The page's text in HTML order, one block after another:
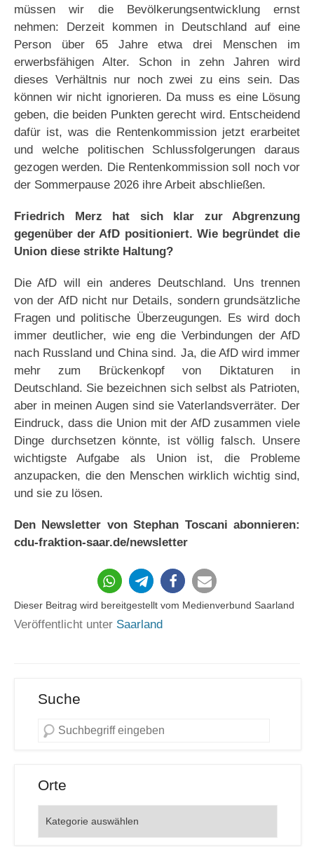
müssen wir die Bevölkerungsentwicklung ernst
nehmen: Derzeit kommen in Deutschland auf eine
Person über 65 Jahre etwa drei Menschen im
erwerbsfähigen Alter. Schon in zehn Jahren wird
dieses Verhältnis nur noch zwei zu eins sein. Das
können wir nicht ignorieren. Da muss es eine Lösung
geben, die beiden Punkten gerecht wird. Entscheidend
dafür ist, was die Rentenkommission jetzt erarbeitet
und welche politischen Schlussfolgerungen daraus
gezogen werden. Die Rentenkommission soll noch vor
der Sommerpause 2026 ihre Arbeit abschließen.
Friedrich Merz hat sich klar zur Abgrenzung
gegenüber der AfD positioniert. Wie begründet die
Union diese strikte Haltung?
Die AfD will ein anderes Deutschland. Uns trennen
von der AfD nicht nur Details, sondern grundsätzliche
Fragen und politische Überzeugungen. Es wird doch
immer deutlicher, wie eng die Verbindungen der AfD
nach Russland und China sind. Ja, die AfD wird immer
mehr zum Brückenkopf von Diktaturen in
Deutschland. Sie bezeichnen sich selbst als Patrioten,
aber in meinen Augen sind sie Vaterlandsverräter. Der
Eindruck, dass die Union mit der AfD zusammen viele
Dinge durchsetzen könnte, ist völlig falsch. Unsere
wichtigste Aufgabe als Union ist, die Probleme
anzupacken, die den Menschen wirklich wichtig sind,
und sie zu lösen.
Den Newsletter von Stephan Toscani abonnieren:
cdu-fraktion-saar.de/newsletter
200
Dieser Beitrag wird bereitgestellt vom Medienverbund Saarland
Veröffentlicht unter Saarland
Suche
Orte